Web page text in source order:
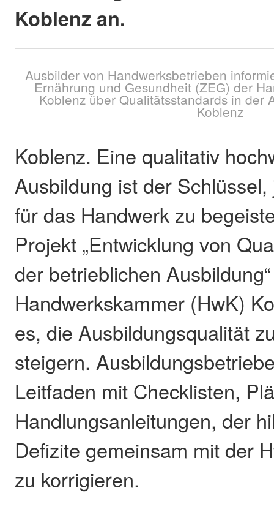
Koblenz an.
Ausbilder von Handwerksbetrieben
Ernährung und Gesundheit (ZEG) der
Koblenz über Qualitätsstandards in der
Koblenz
Koblenz. Eine qualitativ
Ausbildung ist der
für das Handwerk zu
Projekt „Entwicklung von
der betrieblichen
Handwerkskammer (HwK)
es, die Ausbildungsqualität
steigern.
Leitfaden mit Checklisten,
Handlungsanleitungen, der
Defizite gemeinsam mit der
zu korrigieren.